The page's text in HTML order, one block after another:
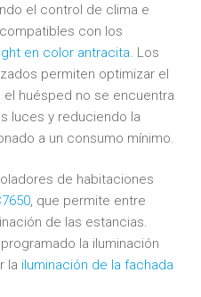
el control de clima e
con los
en color antracita . Los
permiten optimizar el
huésped no se encuentra
luces y reduciendo la
a un consumo mínimo.
de habitaciones
, que permite entre
de las estancias.
la iluminación
la iluminación de la fachada